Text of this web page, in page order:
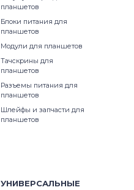
планшетов
Блоки питания для
планшетов
Модули для планшетов
Тачскрины для
планшетов
Разъемы питания для
планшетов
Шлейфы и запчасти для
планшетов
УНИВЕРСАЛЬНЫЕ